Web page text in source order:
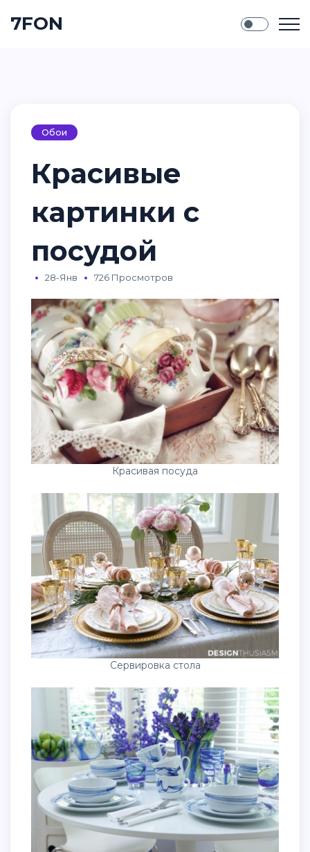
7FON
Обои
Красивые
картинки с
посудой
28-Янв 726 Просмотров
Красивая посуда
Сервировка стола